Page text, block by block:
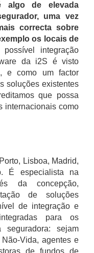
algo de elevada
uma vez
correcta sobre
os locais de
possível integração
da i2S é visto
e como um factor
soluções existentes
que possa
internacionais como
Lisboa, Madrid,
É especialista na
da concepção,
de soluções
de integração e
para os
seguradora: sejam
Vida, agentes e